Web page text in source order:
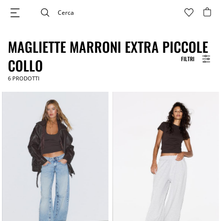
FILTRI
MAGLIETTE MARRONI EXTRA PICCOLE
COLLO
6 PRODOTTI